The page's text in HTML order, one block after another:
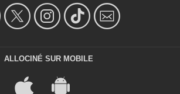
ALLOCINÉ SUR MOBILE